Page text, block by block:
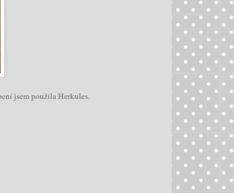
jsem použila Herkules.